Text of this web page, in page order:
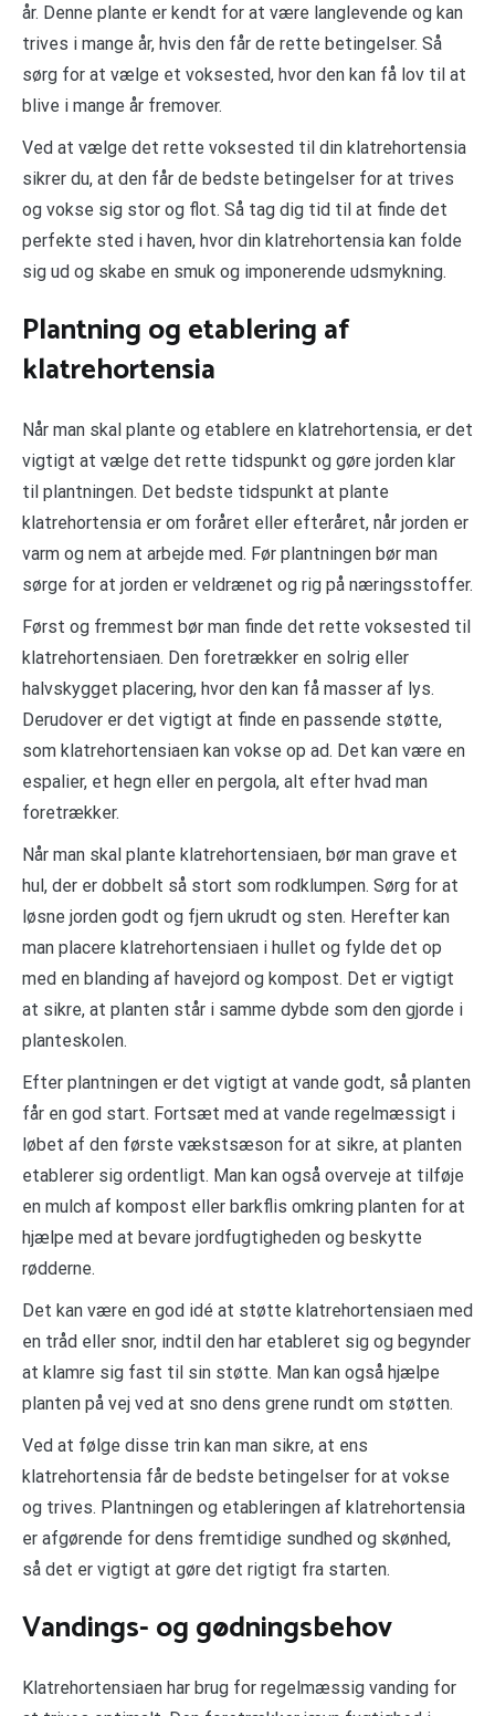
år. Denne plante er kendt for at være langlevende og kan
trives i mange år, hvis den får de rette betingelser. Så
sørg for at vælge et voksested, hvor den kan få lov til at
blive i mange år fremover.
Ved at vælge det rette voksested til din klatrehortensia
sikrer du, at den får de bedste betingelser for at trives
og vokse sig stor og flot. Så tag dig tid til at finde det
perfekte sted i haven, hvor din klatrehortensia kan folde
sig ud og skabe en smuk og imponerende udsmykning.
Plantning og etablering af
klatrehortensia
Når man skal plante og etablere en klatrehortensia, er det
vigtigt at vælge det rette tidspunkt og gøre jorden klar
til plantningen. Det bedste tidspunkt at plante
klatrehortensia er om foråret eller efteråret, når jorden er
varm og nem at arbejde med. Før plantningen bør man
sørge for at jorden er veldrænet og rig på næringsstoffer.
Først og fremmest bør man finde det rette voksested til
klatrehortensiaen. Den foretrækker en solrig eller
halvskygget placering, hvor den kan få masser af lys.
Derudover er det vigtigt at finde en passende støtte,
som klatrehortensiaen kan vokse op ad. Det kan være en
espalier, et hegn eller en pergola, alt efter hvad man
foretrækker.
Når man skal plante klatrehortensiaen, bør man grave et
hul, der er dobbelt så stort som rodklumpen. Sørg for at
løsne jorden godt og fjern ukrudt og sten. Herefter kan
man placere klatrehortensiaen i hullet og fylde det op
med en blanding af havejord og kompost. Det er vigtigt
at sikre, at planten står i samme dybde som den gjorde i
planteskolen.
Efter plantningen er det vigtigt at vande godt, så planten
får en god start. Fortsæt med at vande regelmæssigt i
løbet af den første vækstsæson for at sikre, at planten
etablerer sig ordentligt. Man kan også overveje at tilføje
en mulch af kompost eller barkflis omkring planten for at
hjælpe med at bevare jordfugtigheden og beskytte
rødderne.
Det kan være en god idé at støtte klatrehortensiaen med
en tråd eller snor, indtil den har etableret sig og begynder
at klamre sig fast til sin støtte. Man kan også hjælpe
planten på vej ved at sno dens grene rundt om støtten.
Ved at følge disse trin kan man sikre, at ens
klatrehortensia får de bedste betingelser for at vokse
og trives. Plantningen og etableringen af klatrehortensia
er afgørende for dens fremtidige sundhed og skønhed,
så det er vigtigt at gøre det rigtigt fra starten.
Vandings- og gødningsbehov
Klatrehortensiaen har brug for regelmæssig vanding for